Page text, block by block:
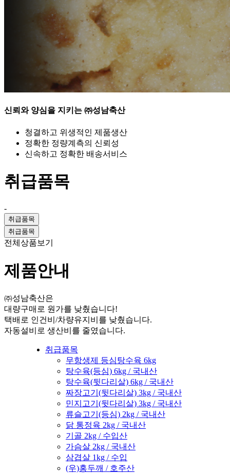
신뢰와 양심을 지키는 ㈜성남축산
청결하고 위생적인 제품생산
정확한 정량계측의 신뢰성
신속하고 정확한 배송서비스
취급품목
-
취급품목
취급품목
전체상품보기
제품안내
㈜성남축산은
대량구매로 원가를 낮췄습니다!
택배로 인건비/차량유지비를 낮췄습니다.
자동설비로 생산비를 줄였습니다.
취급품목
무항생제 등심탕수육 6kg
탕수육(등심) 6kg / 국내산
탕수육(뒷다리살) 6kg / 국내산
짜장고기(뒷다리살) 3kg / 국내산
민지고기(뒷다리살) 3kg / 국내산
류슬고기(등심) 2kg / 국내산
닭 통정육 2kg / 국내산
기골 2kg / 수입산
가슴살 2kg / 국내산
삼겹살 1kg / 수입
(우)홍두깨 / 호주산